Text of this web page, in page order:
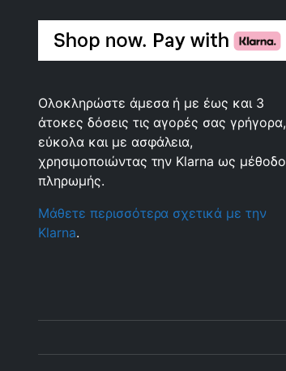
Ολοκληρώστε άμεσα ή με έως και 3
άτοκες δόσεις τις αγορές σας γρήγορα,
εύκολα και με ασφάλεια,
χρησιμοποιώντας την Klarna ως μέθοδο
πληρωμής.
Μάθετε περισσότερα σχετικά με την
Klarna.